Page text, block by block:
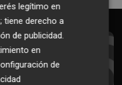
Boletín
hora en tu email
legítimo en
tiene derecho a
de publicidad
en
de